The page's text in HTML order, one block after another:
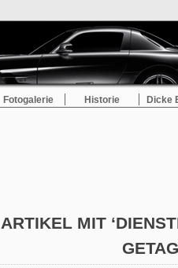
Fotogalerie Historie Dicke
ARTIKEL MIT